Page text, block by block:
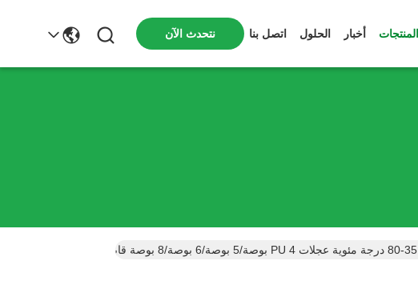
المنتجات أخبار الحلول اتصل بنا نتحدث الآن